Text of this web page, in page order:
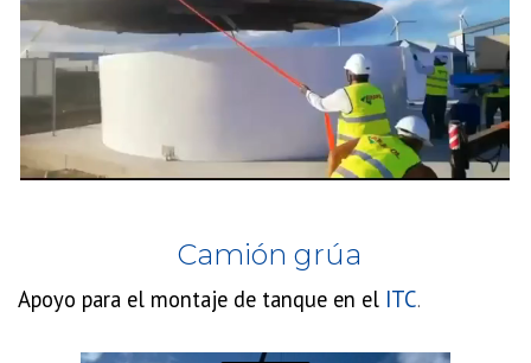
Camión grúa
Apoyo para el montaje de tanque en el ITC.